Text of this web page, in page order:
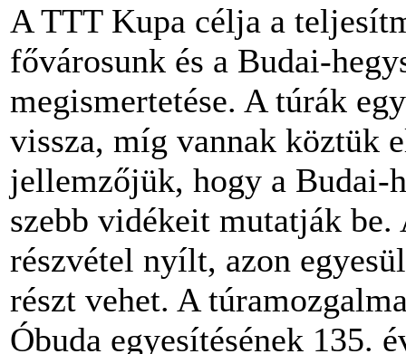
A TTT Kupa célja a
fővárosunk és a Budai-
megismertetése. A túrák
vissza, míg vannak köztük
jellemzőjük, hogy a Budai-
szebb vidékeit mutatják be.
részvétel nyílt, azon
részt vehet. A
Óbuda egyesítésének 135.